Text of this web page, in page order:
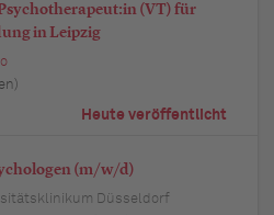
(VT) für
in Leipzig
Heute veröffentlicht
(m/w/d)
Düsseldorf